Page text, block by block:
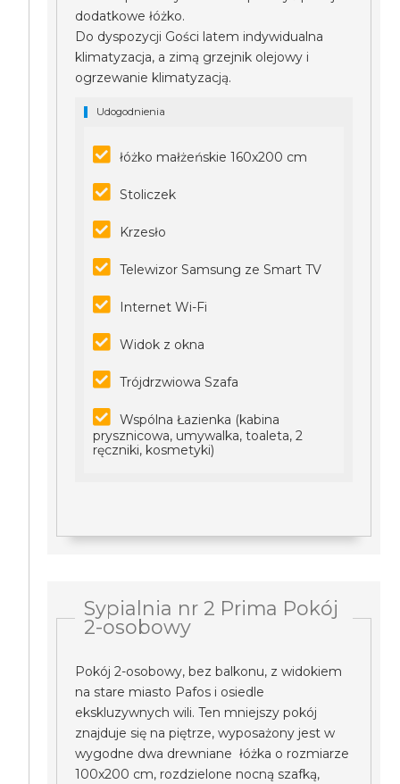
dodatkowe łóżko.
Do dyspozycji Gości latem indywidualna
klimatyzacja, a zimą grzejnik olejowy i
ogrzewanie klimatyzacją.
Udogodnienia
łóżko małżeńskie 160x200 cm
Stoliczek
Krzesło
Telewizor Samsung ze Smart TV
Internet Wi-Fi
Widok z okna
Trójdrzwiowa Szafa
Wspólna Łazienka (kabina
prysznicowa, umywalka, toaleta, 2
ręczniki, kosmetyki)
Sypialnia nr 2 Prima Pokój
2-osobowy
Pokój 2-osobowy, bez balkonu, z widokiem
na stare miasto Pafos i osiedle
ekskluzywnych wili. Ten mniejszy pokój
znajduje się na piętrze, wyposażony jest w
wygodne dwa drewniane łóżka o rozmiarze
100x200 cm, rozdzielone nocną szafką,